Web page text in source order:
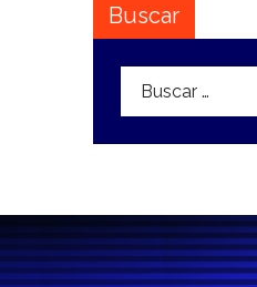
Buscar
Buscar: